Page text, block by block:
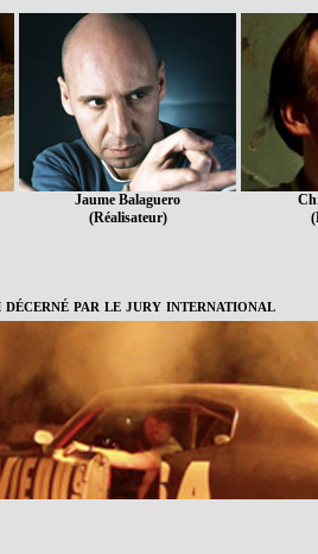
Jaume Balaguero
(Réalisateur)
par le jury international